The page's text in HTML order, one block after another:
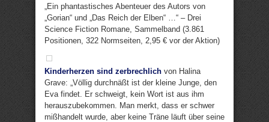
„Ein phantastisches Abenteuer des Autors von
„Gorian“ und „Das Reich der Elben“ …“ – Drei
Science Fiction Romane, Sammelband (3.861
Positionen, 322 Normseiten, 2,95 € vor der Aktion)
Kinderherzen sind zerbrechlich von Halina
Grave: „Völlig durchnäßt ist der kleine Junge, den
Eva findet. Er schweigt, kein Wort ist aus ihm
herauszubekommen. Man merkt, dass er schwer
mißhandelt wurde, aber keine Träne läuft über seine